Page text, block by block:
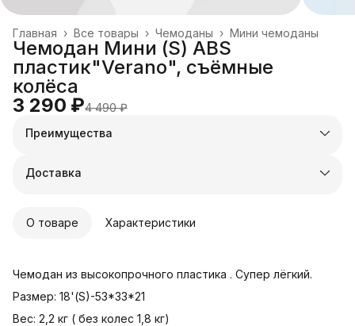
Мини чемоданы
Чемоданы ›
Все товары ›
Главная ›
Чемодан Мини (S) ABS
пластик"Verano", съёмные
колёса
3 290 ₽4 490 ₽
Преимущества
Оплата частями в Сплит
Удобный возврат
Доставка
О товаре Характеристики
Чемодан из высокопрочного пластика . Супер лёгкий.
Размер: 18'(S)-53*33*21
Вес: 2,2 кг ( без колес 1,8 кг)